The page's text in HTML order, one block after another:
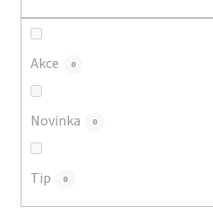
Akce 0
Novinka 0
Tip 0